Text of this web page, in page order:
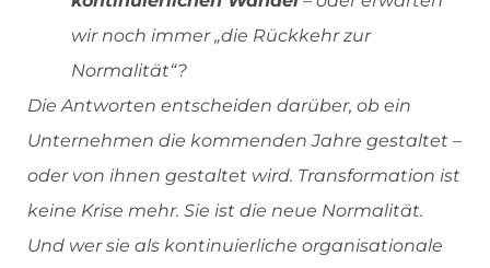
wir noch immer „die Rückkehr zur
Normalität“?
Die Antworten entscheiden darüber, ob ein
Unternehmen die kommenden Jahre gestaltet –
oder von ihnen gestaltet wird. Transformation ist
keine Krise mehr. Sie ist die neue Normalität.
Und wer sie als kontinuierliche organisationale